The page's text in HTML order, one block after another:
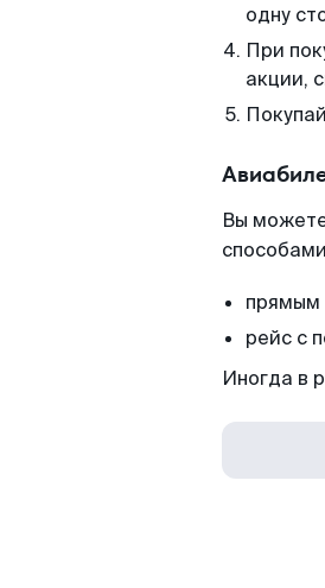
одну
При
акции,
Вы
прямым
рейс с
Иногда в